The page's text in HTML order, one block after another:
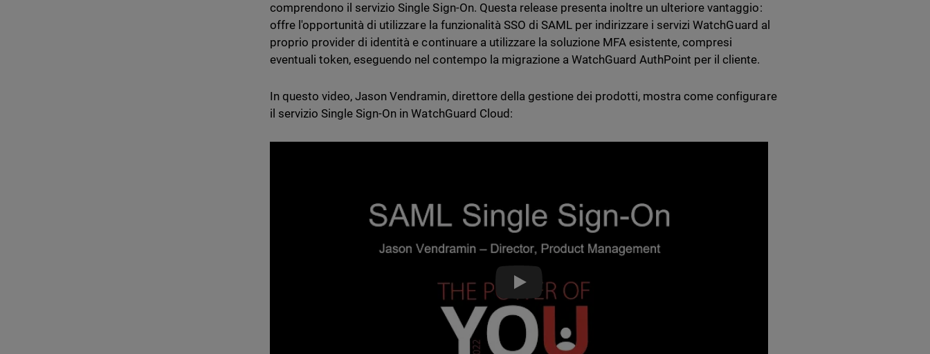
comprendono il servizio Single Sign-On. Questa release presenta inoltre un ulteriore vantaggio:
offre l'opportunità di utilizzare la funzionalità SSO di SAML per indirizzare i servizi WatchGuard al
proprio provider di identità e continuare a utilizzare la soluzione MFA esistente, compresi
eventuali token, eseguendo nel contempo la migrazione a WatchGuard AuthPoint per il cliente.
In questo video, Jason Vendramin, direttore della gestione dei prodotti, mostra come configurare
il servizio Single Sign-On in WatchGuard Cloud:
Partner Blog - Introducing SAML SSO for WatchGuard.com